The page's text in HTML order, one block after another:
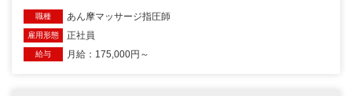
職種 あん摩マッサージ指圧師
雇用形態 正社員
給与 月給：175,000円～